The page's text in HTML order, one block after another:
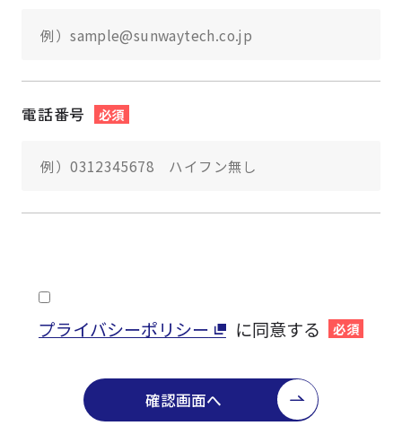
電話番号 必須
プライバシーポリシー に同意する 必須
確認画面へ